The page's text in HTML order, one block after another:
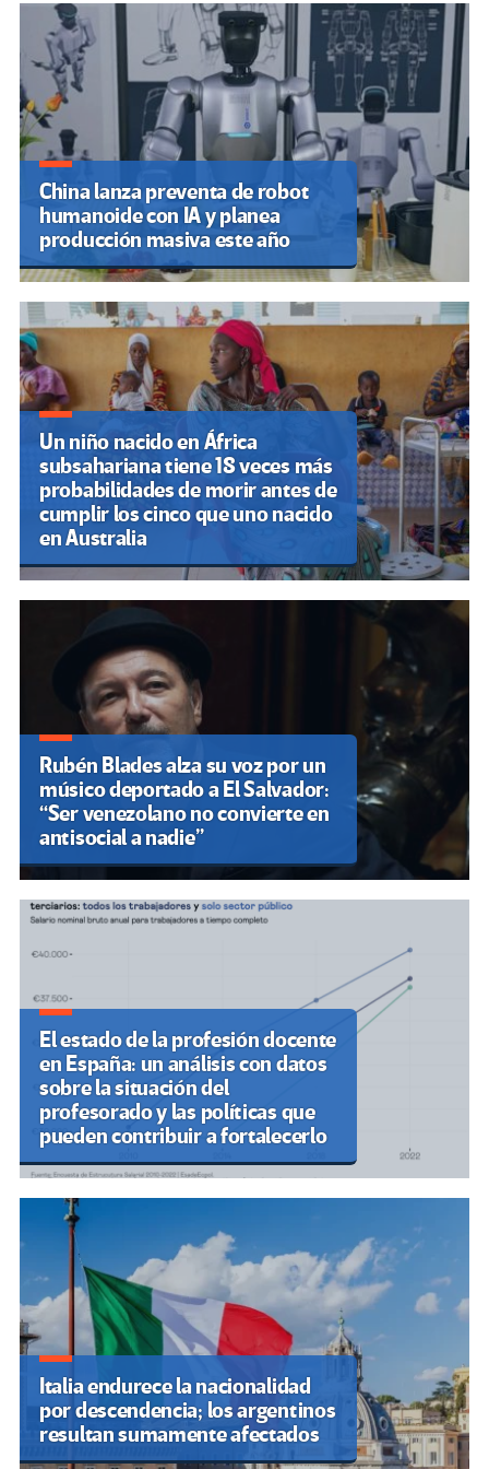
China lanza preventa de robot
humanoide con IA y planea
producción masiva este año
Un niño nacido en África
subsahariana tiene 18 veces más
probabilidades de morir antes de
cumplir los cinco que uno nacido
en Australia
Rubén Blades alza su voz por un
músico deportado a El Salvador:
“Ser venezolano no convierte en
antisocial a nadie”
El estado de la profesión docente
en España: un análisis con datos
sobre la situación del
profesorado y las políticas que
pueden contribuir a fortalecerlo
Italia endurece la nacionalidad
por descendencia; los argentinos
resultan sumamente afectados